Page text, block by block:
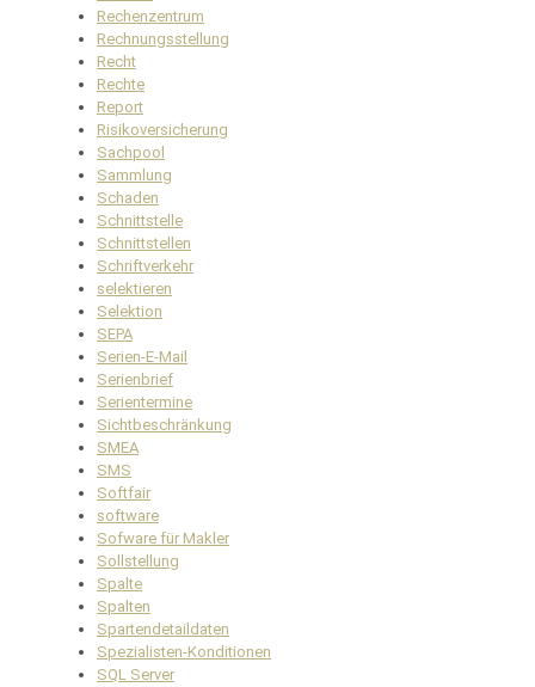
Rechenzentrum
Rechnungsstellung
Recht
Rechte
Report
Risikoversicherung
Sachpool
Sammlung
Schaden
Schnittstelle
Schnittstellen
Schriftverkehr
selektieren
Selektion
SEPA
Serien-E-Mail
Serienbrief
Serientermine
Sichtbeschränkung
SMEA
SMS
Softfair
software
Sofware für Makler
Sollstellung
Spalte
Spalten
Spartendetaildaten
Spezialisten-Konditionen
SQL Server